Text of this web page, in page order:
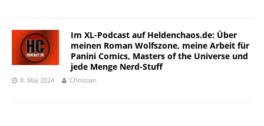
Im XL-Podcast auf Heldenchaos.de: Über
meinen Roman Wolfszone, meine Arbeit für
Panini Comics, Masters of the Universe und
jede Menge Nerd-Stuff
8. Mai 2024 Christian